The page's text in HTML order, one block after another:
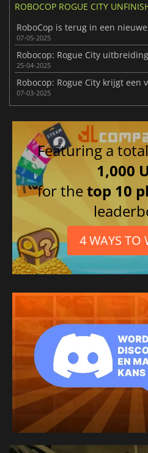
ROBOCOP ROGUE CITY
07-05-2025
25-04-2025
Robocop: Rogue City krijgt een
07-03-2025
Featuring a
1,000
for thetop 10
4 WAYS TO